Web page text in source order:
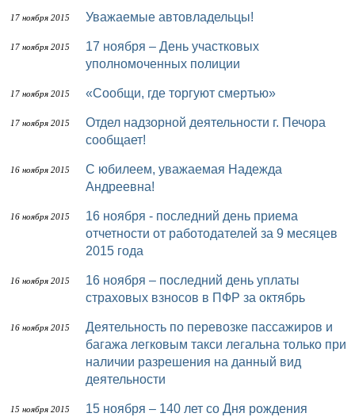
17 ноября 2015 Уважаемые автовладельцы!
17 ноября 2015
17 ноября – День участковых
уполномоченных полиции
17 ноября 2015 «Сообщи, где торгуют смертью»
17 ноября 2015
Отдел надзорной деятельности г. Печора
сообщает!
16 ноября 2015
С юбилеем, уважаемая Надежда
Андреевна!
16 ноября 2015
16 ноября - последний день приема
отчетности от работодателей за 9 месяцев
2015 года
16 ноября 2015
16 ноября – последний день уплаты
страховых взносов в ПФР за октябрь
16 ноября 2015
Деятельность по перевозке пассажиров и
багажа легковым такси легальна только при
наличии разрешения на данный вид
деятельности
15 ноября 2015
15 ноября – 140 лет со Дня рождения